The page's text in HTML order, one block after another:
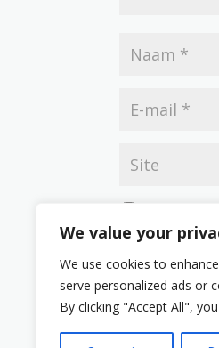
We value your
We use cookies to
serve personalized ads or
By clicking "Accept All",
Mijn naam,